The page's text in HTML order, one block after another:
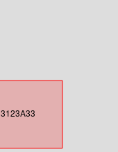
3123A33